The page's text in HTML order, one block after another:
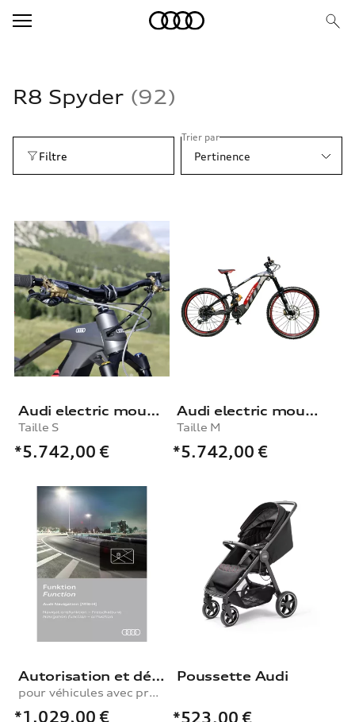
R8 Spyder 92
Filtre
Trier par
Pertinence
Audi electric mountain bike powered by Fantic
Taille S
*5.742,00 €
Audi electric mountain bike powered by Fantic
Taille M
*5.742,00 €
Autorisation et déblocage de la fonction de navigation
pour véhicules avec préparation à la navigation (MIB-H)
*1.029,00 €
Poussette Audi
*523,00 €